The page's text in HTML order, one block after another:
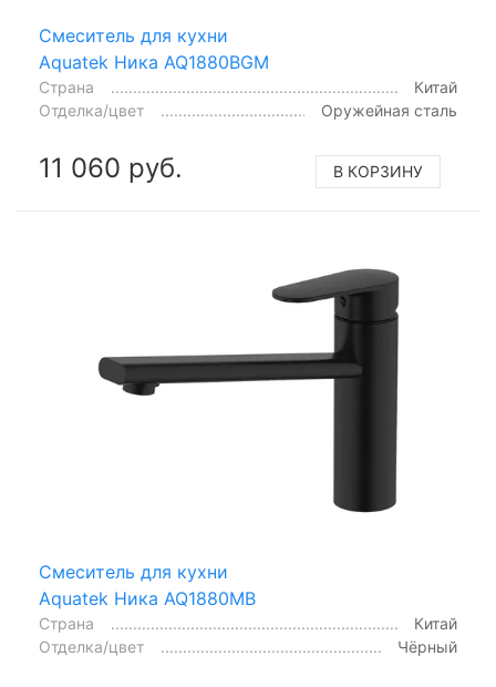
Смеситель для кухни
Aquatek Ника AQ1880BGM
Страна
Китай
Отделка/цвет
Оружейная сталь
11 060 руб. В КОРЗИНУ
Смеситель для кухни
Aquatek Ника AQ1880MB
Страна
Китай
Отделка/цвет
Чёрный